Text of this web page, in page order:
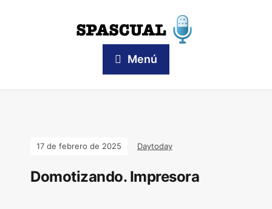
Menú
17 de febrero de 2025 Daytoday
Domotizando. Impresora